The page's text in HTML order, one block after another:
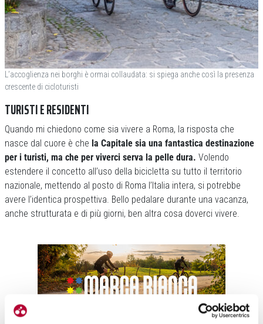
L’accoglienza nei borghi è ormai collaudata: si spiega anche così la presenza
crescente di cicloturisti
TURISTI E RESIDENTI
Quando mi chiedono come sia vivere a Roma, la risposta che
nasce dal cuore è che la Capitale sia una fantastica destinazione
per i turisti, ma che per viverci serva la pelle dura. Volendo
estendere il concetto all’uso della bicicletta su tutto il territorio
nazionale, mettendo al posto di Roma l’Italia intera, si potrebbe
avere l’identica prospettiva. Bello pedalare durante una vacanza,
anche strutturata e di più giorni, ben altra cosa doverci vivere.